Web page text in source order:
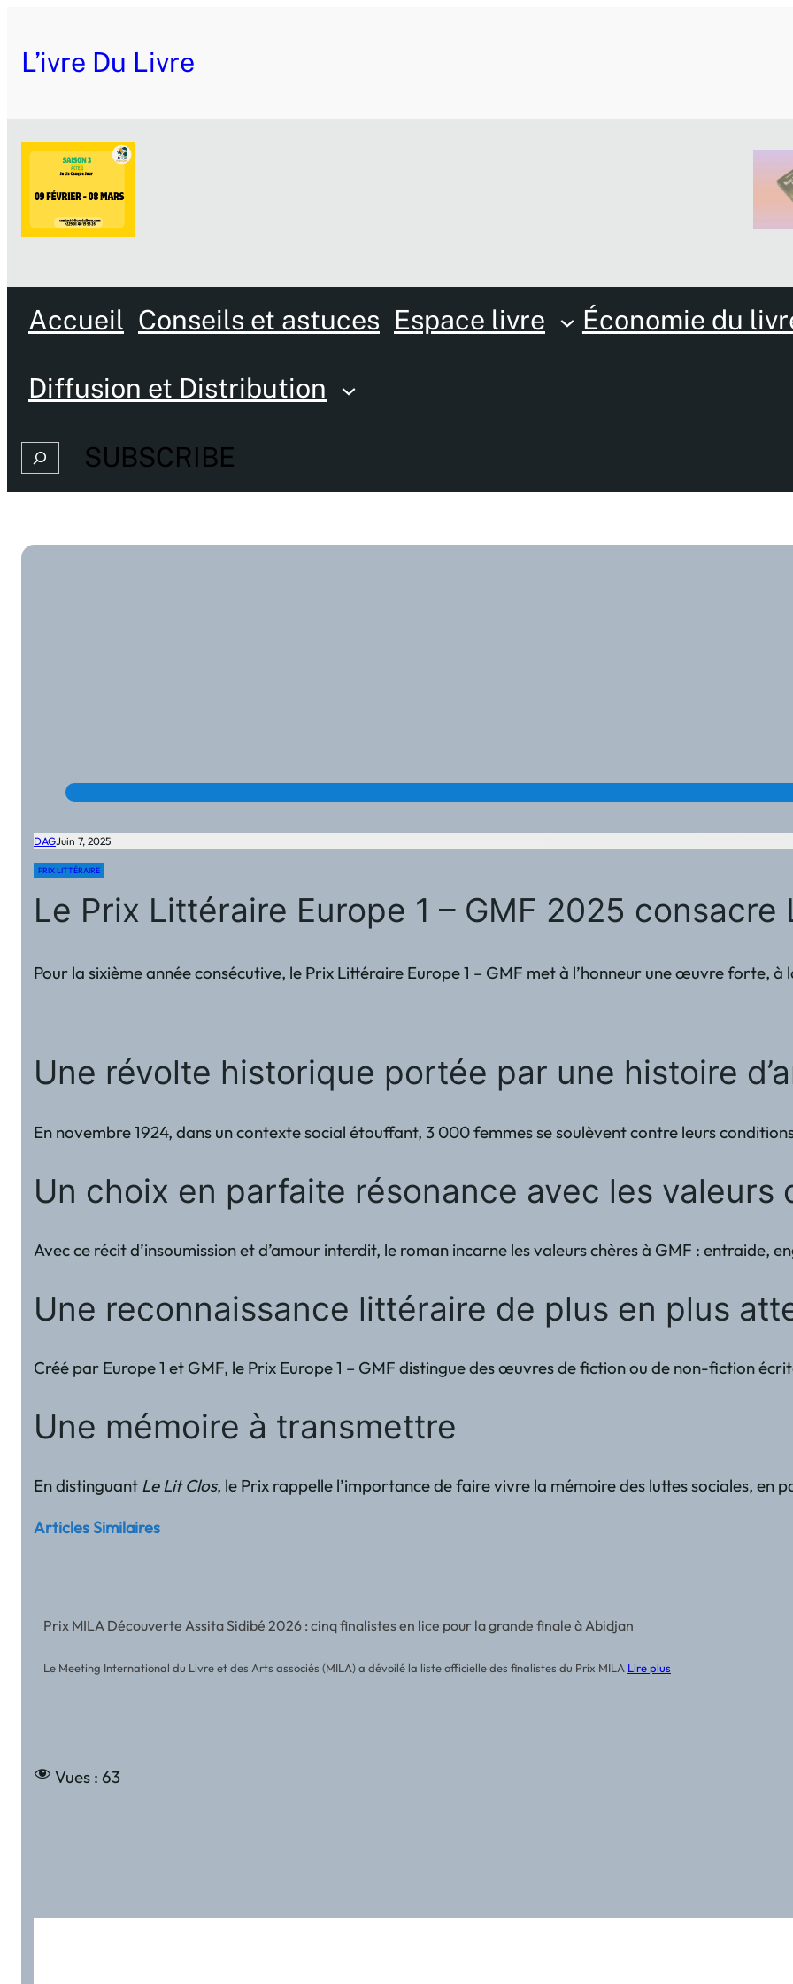
L’ivre Du Livre
Accueil Conseils et astuces Espace livre Économie du
Diffusion et Distribution
SearchSUBSCRIBE
DAGJuin 7, 2025
PRIX LITTÉRAIRE
Le Prix Littéraire Europe 1 – GMF 2025
Pour la sixième année consécutive, le Prix Littéraire Europe 1 – GMF met à l’honneur une œuvre forte,
Une révolte historique portée par une histoire
En novembre 1924, dans un contexte social étouffant, 3 000 femmes se soulèvent contre leurs
Un choix en parfaite résonance avec les valeurs
Avec ce récit d’insoumission et d’amour interdit, le roman incarne les valeurs chères à GMF :
Une reconnaissance littéraire de plus en plus
Créé par Europe 1 et GMF, le Prix Europe 1 – GMF distingue des œuvres de fiction ou de non-fiction
Une mémoire à transmettre
En distinguant Le Lit Clos, le Prix rappelle l’importance de faire vivre la mémoire des luttes sociales, en
Articles Similaires
Prix MILA Découverte Assita Sidibé 2026 : cinq finalistes en lice pour la grande finale à Abidjan
Le Meeting International du Livre et des Arts associés (MILA) a dévoilé la liste officielle des finalistes du Prix MILA Lire plus
Vues : 63